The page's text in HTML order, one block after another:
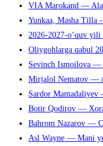
VIA Marokand —
Yunkaa, Masha
2026-2027-o’quv yili
Oliygohlarga qabul
Sevinch Ismoilova —
Mirjalol Nematov —
Sardor Mamadaliyev
Botir Qodirov —
Bahrom Nazarov —
Asl Wayne — Mani